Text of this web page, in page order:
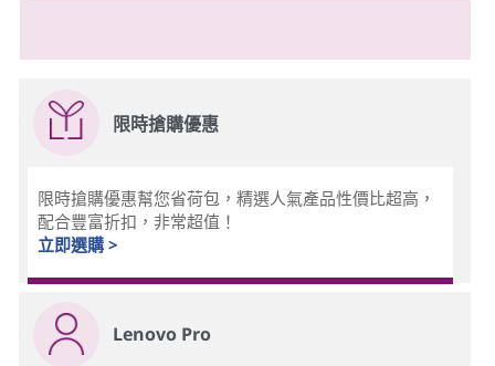
限時搶購優惠
限時搶購優惠幫您省荷包，精選人氣產品性價比超高，
配合豐富折扣，非常超值！
立即選購 >
Lenovo Pro